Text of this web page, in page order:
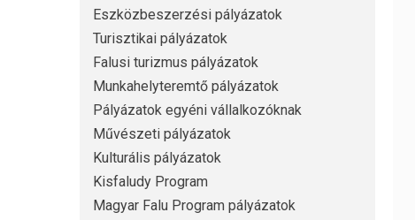
Eszközbeszerzési pályázatok
Turisztikai pályázatok
Falusi turizmus pályázatok
Munkahelyteremtő pályázatok
Pályázatok egyéni vállalkozóknak
Művészeti pályázatok
Kulturális pályázatok
Kisfaludy Program
Magyar Falu Program pályázatok